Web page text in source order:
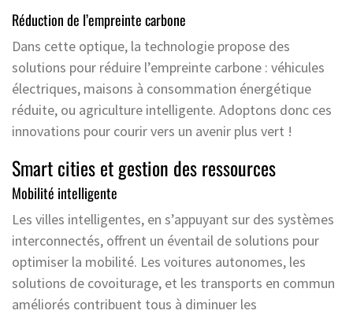
Réduction de l’empreinte carbone
Dans cette optique, la technologie propose des
solutions pour réduire l’empreinte carbone : véhicules
électriques, maisons à consommation énergétique
réduite, ou agriculture intelligente. Adoptons donc ces
innovations pour courir vers un avenir plus vert !
Smart cities et gestion des ressources
Mobilité intelligente
Les villes intelligentes, en s’appuyant sur des systèmes
interconnectés, offrent un éventail de solutions pour
optimiser la mobilité. Les voitures autonomes, les
solutions de covoiturage, et les transports en commun
améliorés contribuent tous à diminuer les